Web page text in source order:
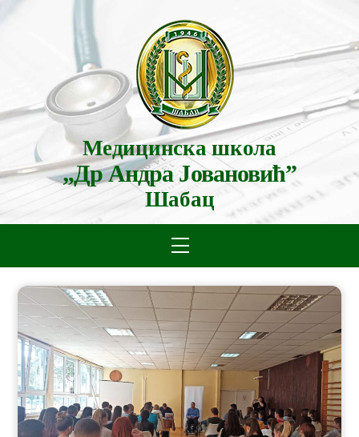
Медицинска школа
„Др Андра Јовановић”
Шабац
Menu